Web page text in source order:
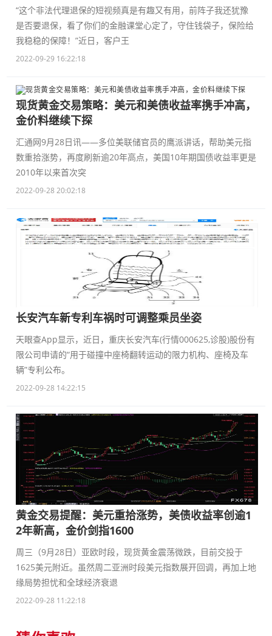
“这个非法代理退保的短视频真是有趣又有用，前阵子我还犹豫
是否要退保，看了你们的金融课堂心定了，守住钱袋子，保险给
我稳稳的保障！”近日，客户王
2022-09-29 16:22:18
现货黄金交易策略：美元和美债收益率携手冲高，
金价料继续下探
汇通网9月28日讯——多位美联储官员的鹰派讲话，帮助美元指
数重拾涨势，再度刷新逾20年高点，美国10年期国债收益率更是
2010年以来首次突
2022-09-28 20:02:18
长安汽车新专利车祸时可调整乘员坐姿
天眼查App显示，近日，重庆长安汽车(行情000625,诊股)股份有
限公司申请的“用于碰撞中座椅翻转运动的限力机构、座椅及车
辆”专利公布。
2022-09-28 14:22:15
黄金交易提醒：美元重拾涨势，美债收益率创逾1
2年新高，金价剑指1600
周三（9月28日）亚欧时段，现货黄金震荡微跌，目前交投于
1625美元附近。虽然周二亚洲时段美元指数展开回调，再加上地
缘局势担忧和全球经济衰退
2022-09-28 11:22:18